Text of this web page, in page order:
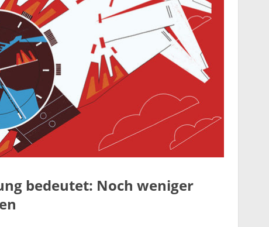
bedeutet: Noch weniger